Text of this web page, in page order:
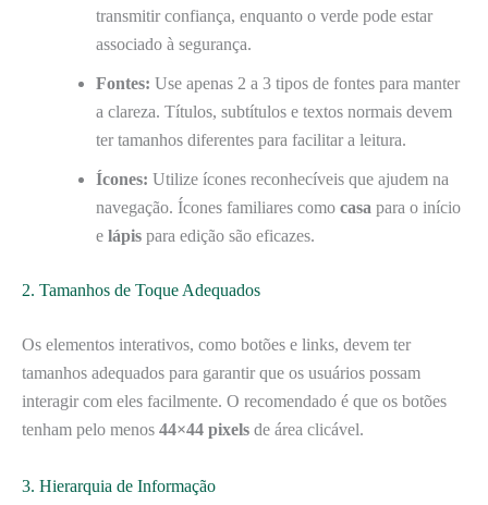
transmitir confiança, enquanto o verde pode estar
associado à segurança.
Fontes: Use apenas 2 a 3 tipos de fontes para manter
a clareza. Títulos, subtítulos e textos normais devem
ter tamanhos diferentes para facilitar a leitura.
Ícones: Utilize ícones reconhecíveis que ajudem na
navegação. Ícones familiares como casa para o início
e lápis para edição são eficazes.
2. Tamanhos de Toque Adequados
Os elementos interativos, como botões e links, devem ter
tamanhos adequados para garantir que os usuários possam
interagir com eles facilmente. O recomendado é que os botões
tenham pelo menos 44×44 pixels de área clicável.
3. Hierarquia de Informação